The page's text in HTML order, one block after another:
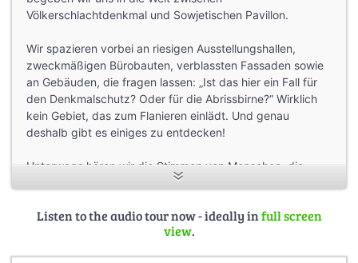
Völkerschlachtdenkmal und Sowjetischen Pavillon.
Wir spazieren vorbei an riesigen Ausstellungshallen,
zweckmäßigen Bürobauten, verblassten Fassaden sowie
an Gebäuden, die fragen lassen: „Ist das hier ein Fall für
den Denkmalschutz? Oder für die Abrissbirne?“ Wirklich
kein Gebiet, das zum Flanieren einlädt. Und genau
deshalb gibt es einiges zu entdecken!
Unterwegs hören wir die Stimmen von Menschen, die
früher mit der Messe zu tun hatten, die heute hier arbeiten
haben.
Listen to the audio tour now - ideally infull screen
view.